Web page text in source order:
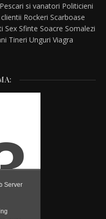
Pescari si vanatori Politicieni
Rockeri Scarboase
Sex Sfinte Soacre Somalezi
Tineri Unguri Viagra